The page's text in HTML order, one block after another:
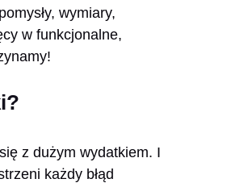
wymiary,
w funkcjonalne,
z dużym wydatkiem. I
każdy błąd